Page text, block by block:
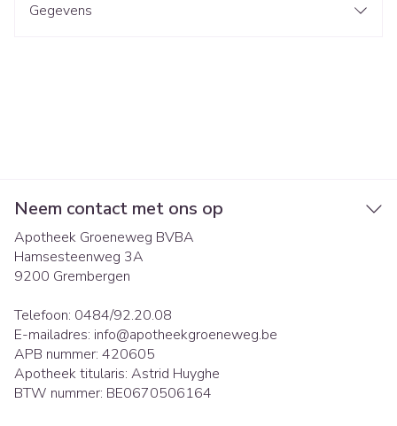
Gegevens
Neem contact met ons op
Apotheek Groeneweg BVBA
Hamsesteenweg 3A
9200 Grembergen
Telefoon: 0484/92.20.08
E-mailadres: info@apotheekgroeneweg.be
APB nummer: 420605
Apotheek titularis: Astrid Huyghe
BTW nummer: BE0670506164